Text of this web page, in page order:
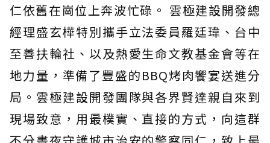
仁依舊在崗位上奔波忙碌。 雲極建設開發總
經理盛玄樺特別攜手立法委員羅廷瑋、台中
至善扶輪社、以及熱愛生命文教基金會等在
地力量，準備了豐盛的BBQ烤肉饗宴送進分
局。雲極建設開發團隊與各界賢達親自來到
現場致意，用最樸實、直接的方式，向這群